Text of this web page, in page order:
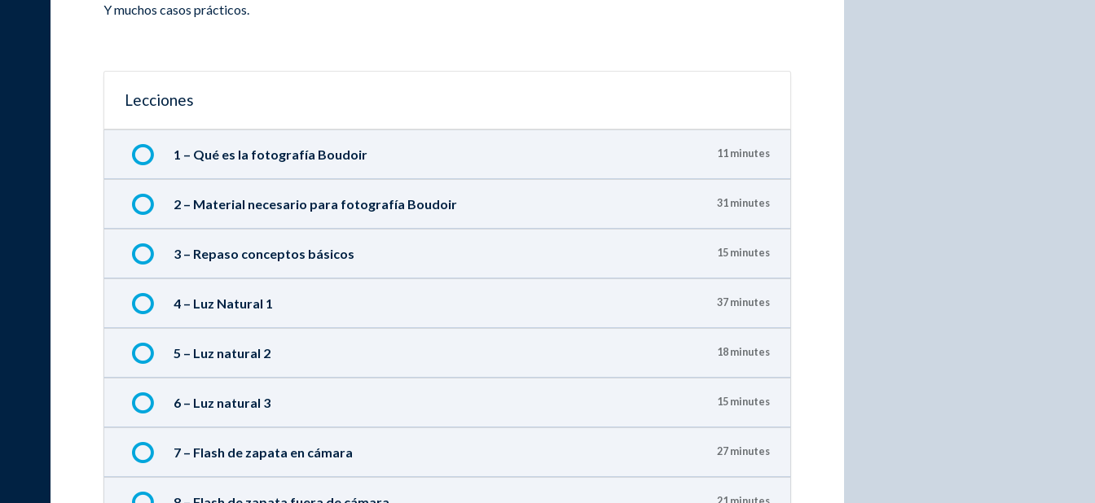
Y muchos casos prácticos.
Lecciones
1 – Qué es la fotografía Boudoir 11 minutes
2 – Material necesario para fotografía Boudoir 31 minutes
3 – Repaso conceptos básicos 15 minutes
4 – Luz Natural 1 37 minutes
5 – Luz natural 2 18 minutes
6 – Luz natural 3 15 minutes
7 – Flash de zapata en cámara 27 minutes